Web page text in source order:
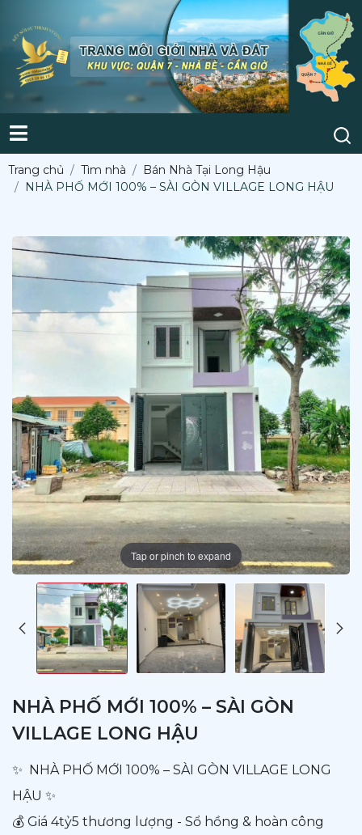
Trang chủ Tìm nhà
Bán Nhà Tại Long Hậu
NHÀ PHỐ MỚI 100% – SÀI GÒN VILLAGE LONG HẬU
Tap or pinch to expand
NHÀ PHỐ MỚI 100% – SÀI GÒN
VILLAGE LONG HẬU
✨ NHÀ PHỐ MỚI 100% – SÀI GÒN VILLAGE LONG
HẬU ✨
💰 Giá 4tỷ5 thương lượng - Sổ hồng & hoàn công